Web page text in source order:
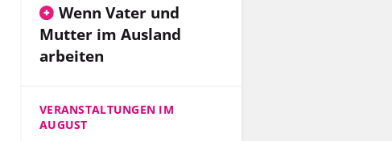
Wenn Vater und
Mutter im Ausland
arbeiten
VERANSTALTUNGEN IM
AUGUST